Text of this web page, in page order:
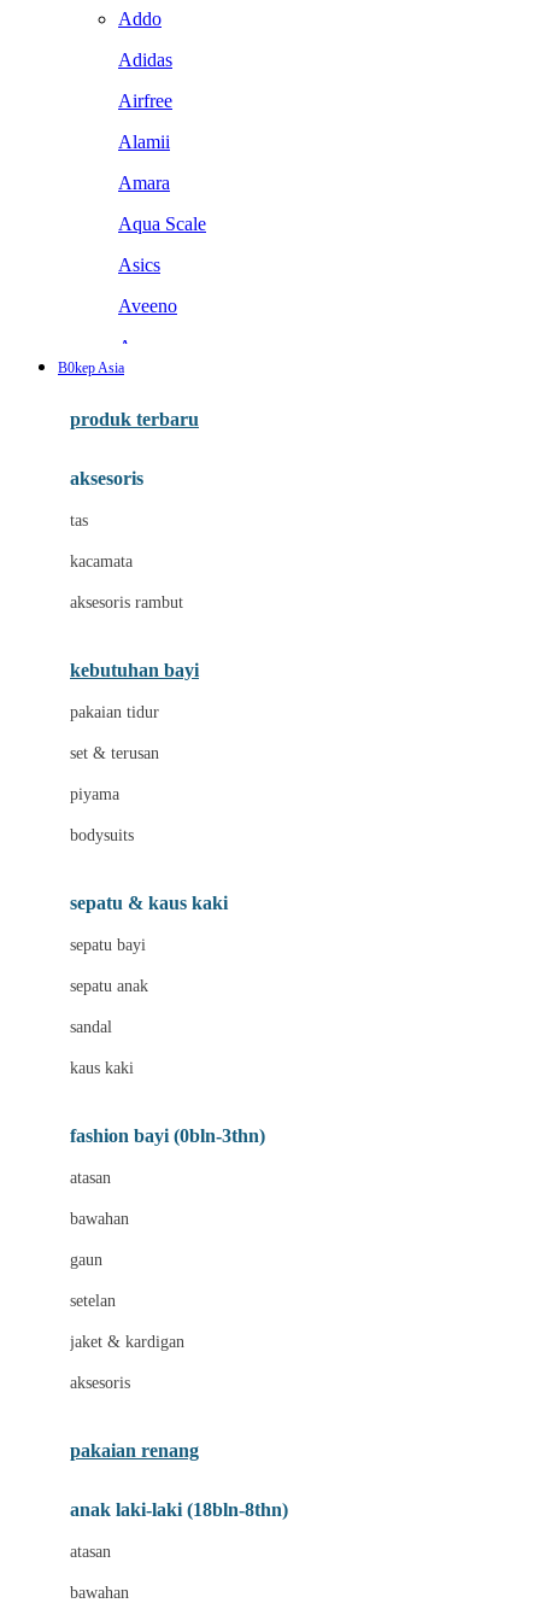
Addo
Adidas
Airfree
Alamii
Amara
Aqua Scale
Asics
Aveeno
Awan
Baabaasheepz
Baby Dove
Baby Jogger
Beauty Barn
Bio Oil
Biolane
Bizzi Growin
Blooming Marvellous
Bravado
Buds Organics
Bugaboo
C
B0kep Asia
produk terbaru
aksesoris
tas
kacamata
aksesoris rambut
kebutuhan bayi
pakaian tidur
set & terusan
piyama
bodysuits
sepatu & kaus kaki
sepatu bayi
sepatu anak
sandal
kaus kaki
fashion bayi (0bln-3thn)
atasan
bawahan
gaun
setelan
jaket & kardigan
aksesoris
pakaian renang
anak laki-laki (18bln-8thn)
atasan
bawahan